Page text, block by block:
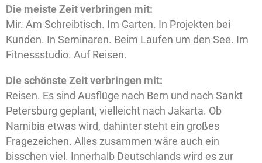
Die meiste Zeit verbringen mit:
Mir. Am Schreibtisch. Im Garten. In Projekten bei
Kunden. In Seminaren. Beim Laufen um den See. Im
Fitnessstudio. Auf Reisen.
Die schönste Zeit verbringen mit:
Reisen. Es sind Ausflüge nach Bern und nach Sankt
Petersburg geplant, vielleicht nach Jakarta. Ob
Namibia etwas wird, dahinter steht ein großes
Fragezeichen. Alles zusammen wäre auch ein
bisschen viel. Innerhalb Deutschlands wird es zur